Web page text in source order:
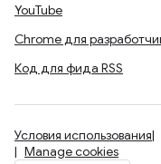
YouTube
Chrome для
Код для фида RSS
Условия использования
Manage cookies